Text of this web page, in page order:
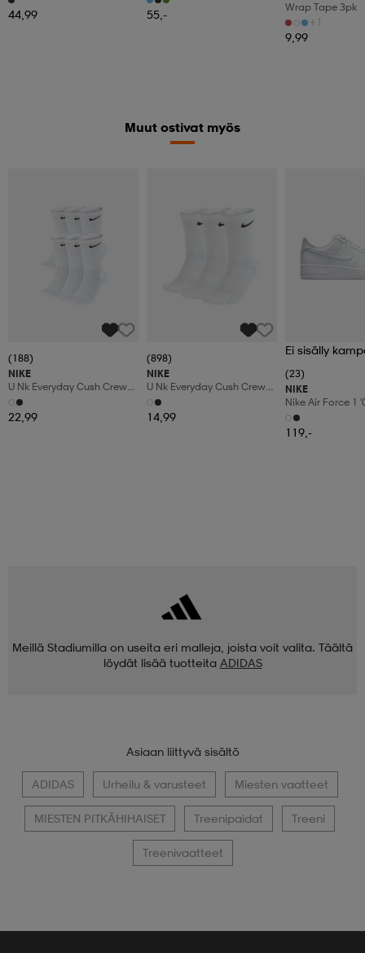
44,99 55,-
Wrap Tape 3pk
+1
9,99
Muut ostivat myös
(188)
NIKE
U Nk Everyday Cush Crew
6pr-Bd
22,99
(898)
NIKE
U Nk Everyday Cush Crew
3pr
14,99
Ei sisälly
(23)
NIKE
Nike Air Force 1
Shoes
119,-
Meillä Stadiumilla on useita eri malleja, joista voit valita. Täältä
löydät lisää tuotteita ADIDAS
Asiaan liittyvä sisältö
ADIDAS Urheilu & varusteet Miesten vaatteet
MIESTEN PITKÄHIHAISET Treenipaidat Treeni
Treenivaatteet